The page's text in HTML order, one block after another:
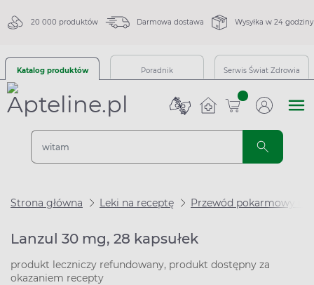
20 000 produktów Darmowa dostawa Wysyłka w 24 godziny
Katalog produktów Poradnik Serwis Świat Zdrowia
sztuk
Strona główna Leki na receptę Przewód pokarmowy i
Lanzul 30 mg, 28 kapsułek
produkt leczniczy refundowany, produkt dostępny za
okazaniem recepty